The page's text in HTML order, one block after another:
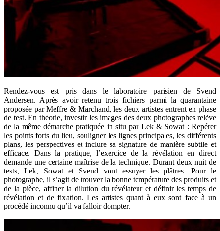
Rendez-vous est pris dans le laboratoire parisien de Svend
Andersen. Après avoir retenu trois fichiers parmi la quarantaine
proposée par Meffre & Marchand, les deux artistes entrent en phase
de test. En théorie, investir les images des deux photographes relève
de la même démarche pratiquée in situ par Lek & Sowat : Repérer
les points forts du lieu, souligner les lignes principales, les différents
plans, les perspectives et inclure sa signature de manière subtile et
efficace. Dans la pratique, l’exercice de la révélation en direct
demande une certaine maîtrise de la technique. Durant deux nuit de
tests, Lek, Sowat et Svend vont essuyer les plâtres. Pour le
photographe, il s’agit de trouver la bonne température des produits et
de la pièce, affiner la dilution du révélateur et définir les temps de
révélation et de fixation. Les artistes quant à eux sont face à un
procédé inconnu qu’il va falloir dompter.